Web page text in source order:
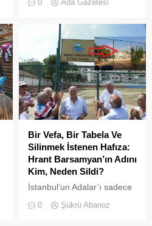
olan Adalar ilçesinde,
hareketlilik dikkat çekiyor.
0 Ada Gazetesi
Bir Vefa, Bir Tabela Ve
Silinmek İstenen Hafıza:
Hrant Barsamyan’ın Adını
Kim, Neden Sildi?
İstanbul’un Adalar’ı sadece
yazlıkçıların nefes aldığı
0 Şükrü Abanoz